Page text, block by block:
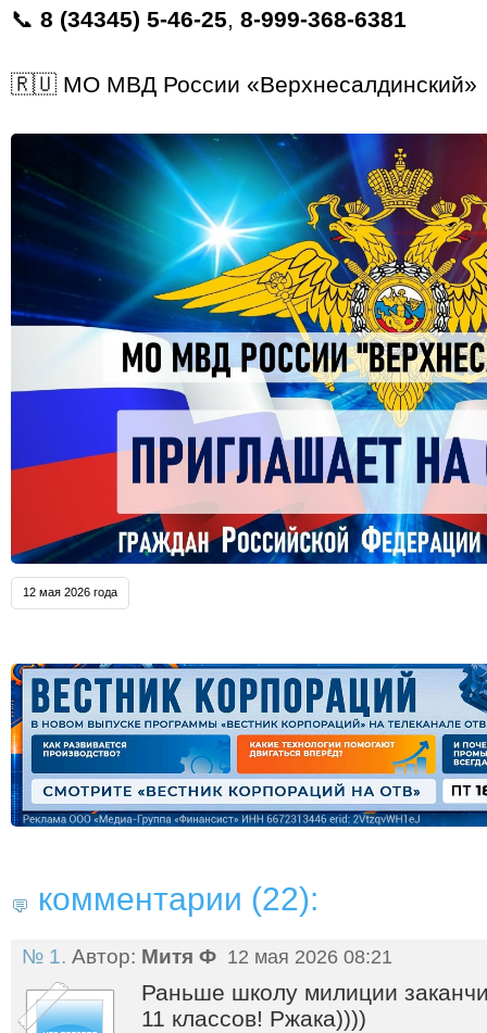
📞 8 (34345) 5‑46‑25, 8‑999‑368‑6381
🇷🇺 МО МВД России «Верхнесалдинский»
12 мая 2026 года
комментарии (22):
№ 1. Автор: Митя Ф 12 мая 2026 08:21
Раньше школу милиции
11 классов! Ржака))))